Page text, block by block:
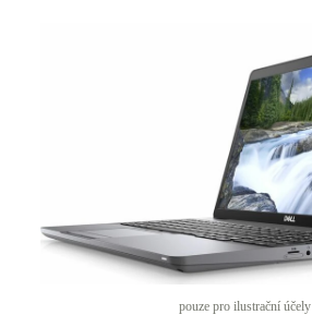
pouze pro ilustrační účely